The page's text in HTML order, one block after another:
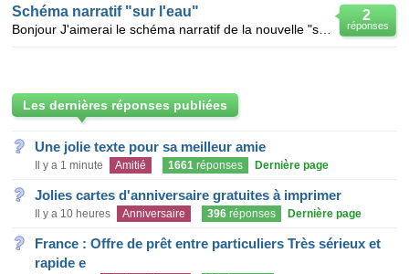
2
réponses
Schéma narratif "sur l'eau"
Les dernières réponses publiées
Une jolie texte pour sa meilleur amie
Il y a 1 minute Amitié 1661 réponses Dernière page
Jolies cartes d'anniversaire gratuites à imprimer
Il y a 10 heures Anniversaire 396 réponses Dernière page
France : Offre de prêt entre particuliers Très sérieux et
rapide e